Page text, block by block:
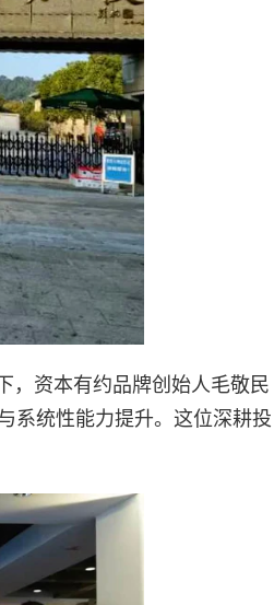
资本有约品牌创始人毛敬民
系统性能力提升。这位深耕投